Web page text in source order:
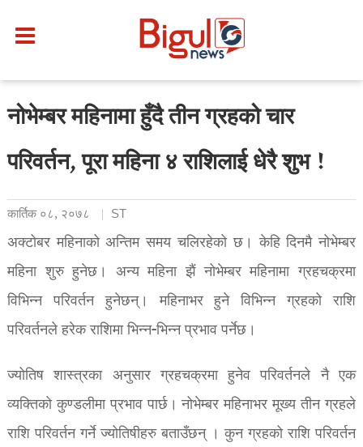
नोभेम्बर महिनामा हुँदै तीन ग्रहको चार
परिवर्तन, पूरा महिना ४ राशिलाई धेरै शुभ !
कार्तिक ०८, २०७८ ST
अक्टोबर महिनाको अन्तिम समय चलिरहेको छ। केहि दिनमै नोभेम्बर
महिना शुरु हुनेछ। अन्य महिना झैं नोभेम्बर महिनामा ग्रहचक्रमा
विभिन्न परिवर्तन हुनेछन्। महिनाभर हुने विभिन्न ग्रहको राशि
परिवर्तनले हरेक राशिमा भिन्न-भिन्न प्रभाव पर्नेछ।
ज्योतिष शास्त्रका अनुसार ग्रहचक्रमा हुनेव परिवर्तनले नै एक
व्यक्तिको कुण्डलीमा प्रभाव पार्छ। नोभेम्बर महिनाभर मूख्य तीन ग्रहले
राशि परिवर्तन गर्ने ज्योतिषीहरु बताउँछन् । कुन ग्रहको राशि परिवर्तन